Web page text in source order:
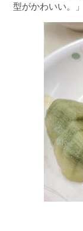
型がかわいい。